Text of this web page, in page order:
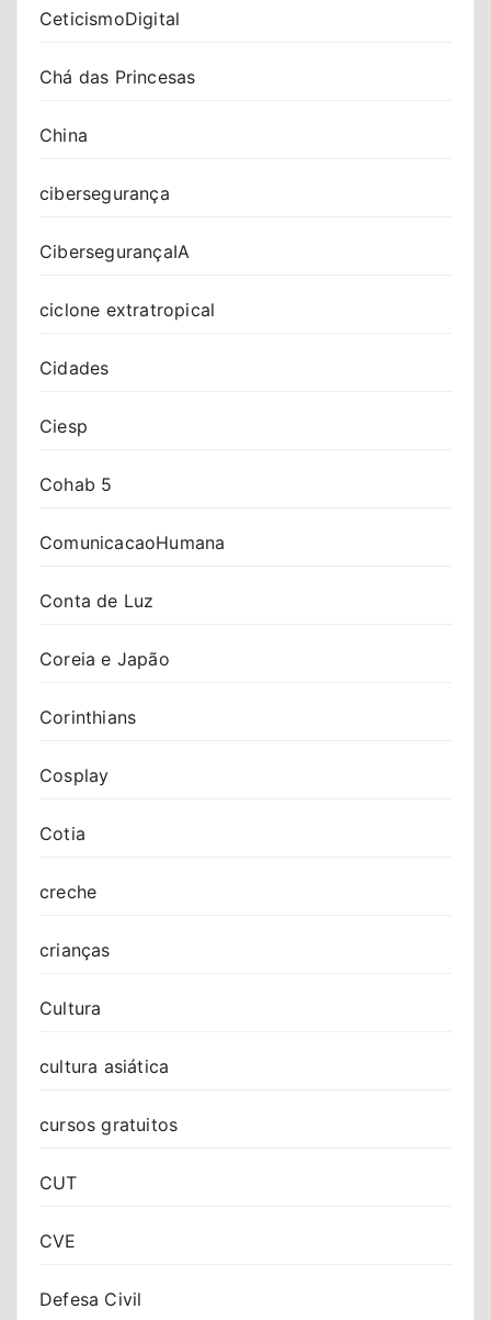
CeticismoDigital
Chá das Princesas
China
cibersegurança
CibersegurançaIA
ciclone extratropical
Cidades
Ciesp
Cohab 5
ComunicacaoHumana
Conta de Luz
Coreia e Japão
Corinthians
Cosplay
Cotia
creche
crianças
Cultura
cultura asiática
cursos gratuitos
CUT
CVE
Defesa Civil